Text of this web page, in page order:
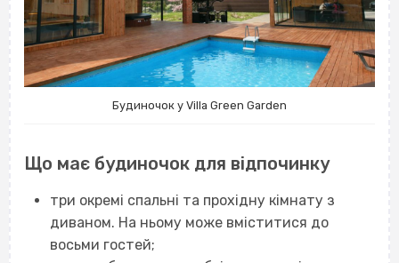
Будиночок у Villa Green Garden
Що має будиночок для відпочинку
три окремі спальні та прохідну кімнату з
диваном. На ньому може вміститися до
восьми гостей;